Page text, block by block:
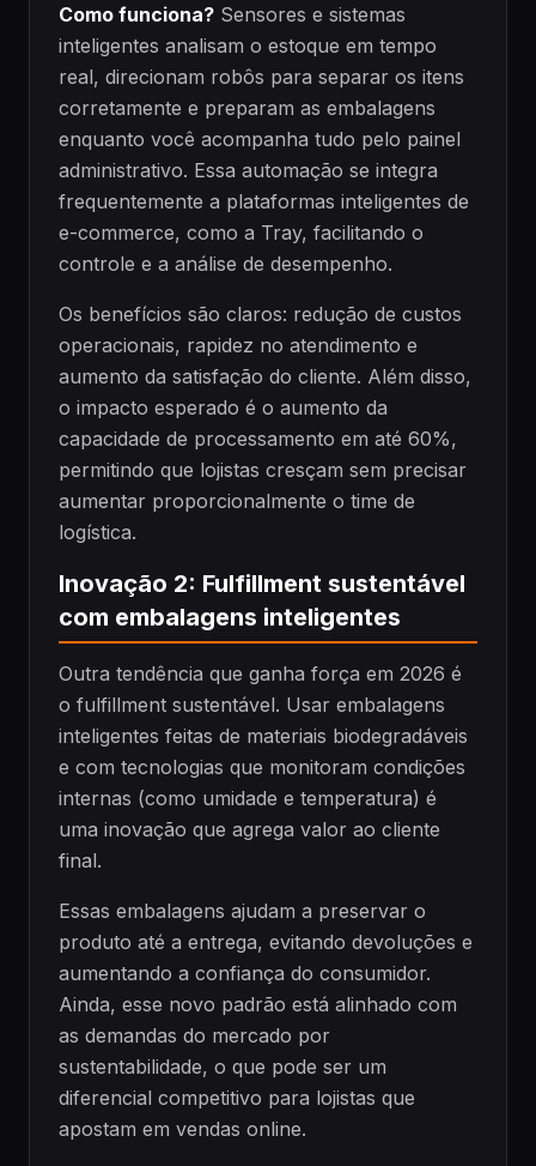
Como funciona? Sensores e sistemas
inteligentes analisam o estoque em tempo
real, direcionam robôs para separar os itens
corretamente e preparam as embalagens
enquanto você acompanha tudo pelo painel
administrativo. Essa automação se integra
frequentemente a plataformas inteligentes de
e-commerce, como a Tray, facilitando o
controle e a análise de desempenho.
Os benefícios são claros: redução de custos
operacionais, rapidez no atendimento e
aumento da satisfação do cliente. Além disso,
o impacto esperado é o aumento da
capacidade de processamento em até 60%,
permitindo que lojistas cresçam sem precisar
aumentar proporcionalmente o time de
logística.
Inovação 2: Fulfillment sustentável
com embalagens inteligentes
Outra tendência que ganha força em 2026 é
o fulfillment sustentável. Usar embalagens
inteligentes feitas de materiais biodegradáveis
e com tecnologias que monitoram condições
internas (como umidade e temperatura) é
uma inovação que agrega valor ao cliente
final.
Essas embalagens ajudam a preservar o
produto até a entrega, evitando devoluções e
aumentando a confiança do consumidor.
Ainda, esse novo padrão está alinhado com
as demandas do mercado por
sustentabilidade, o que pode ser um
diferencial competitivo para lojistas que
apostam em vendas online.